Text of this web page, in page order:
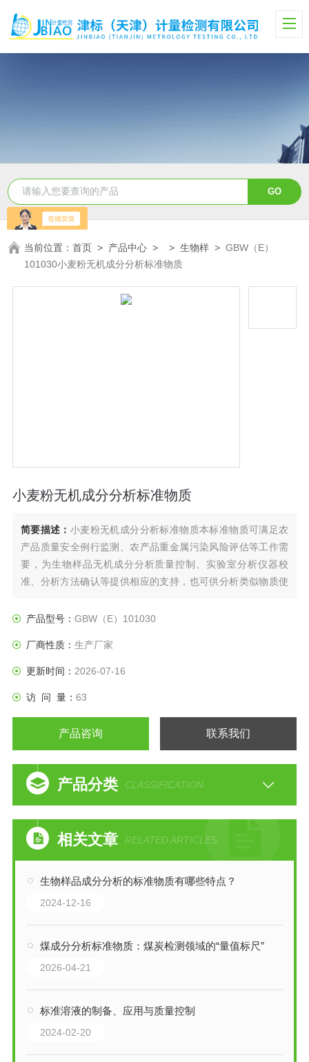
当前位置：首页 > 产品中心 > >生物样 >GBW（E）
101030小麦粉无机成分分析标准物质
小麦粉无机成分分析标准物质
简要描述： 小麦粉无机成分分析标准物质本标准物质可满足农
产品质量安全例行监测、农产品重金属污染风险评估等工作需
要，为生物样品无机成分分析质量控制、实验室分析仪器校
准、分析方法确认等提供相应的支持，也可供分析类似物质使
产品型号： GBW（E）101030
厂商性质： 生产厂家
更新时间： 2026-07-16
访 问 量： 63
产品咨询 联系我们
产品分类 CLASSIFICATION
相关文章 RELATED ARTICLES
生物样品成分分析的标准物质有哪些特点？
2024-12-16
煤成分分析标准物质：煤炭检测领域的“量值标尺”
2026-04-21
标准溶液的制备、应用与质量控制
2024-02-20